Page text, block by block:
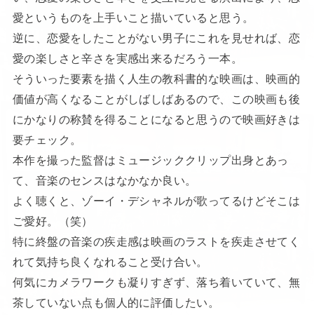
愛というものを上手いこと描いていると思う。
逆に、恋愛をしたことがない男子にこれを見せれば、恋
愛の楽しさと辛さを実感出来るだろう一本。
そういった要素を描く人生の教科書的な映画は、映画的
価値が高くなることがしばしばあるので、この映画も後
にかなりの称賛を得ることになると思うので映画好きは
要チェック。
本作を撮った監督はミュージッククリップ出身とあっ
て、音楽のセンスはなかなか良い。
よく聴くと、ゾーイ・デシャネルが歌ってるけどそこは
ご愛好。（笑）
特に終盤の音楽の疾走感は映画のラストを疾走させてく
れて気持ち良くなれること受け合い。
何気にカメラワークも凝りすぎず、落ち着いていて、無
茶していない点も個人的に評価したい。